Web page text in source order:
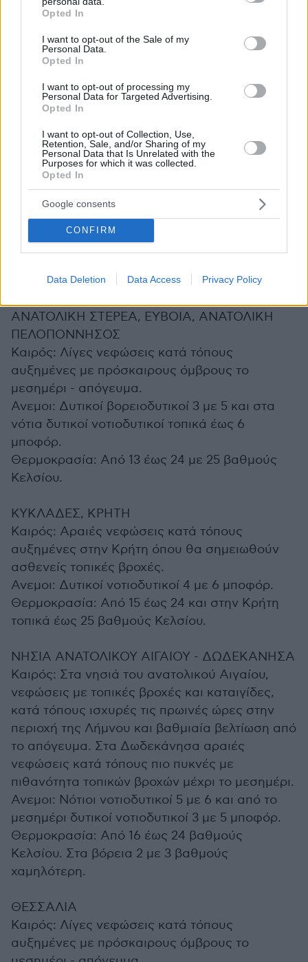
grant or deny consent to Google and its third-party tags to
use your data for below specified purposes in below Google
consent section.
Opted In
I want to opt-out of the Sale of my
Personal Data.
Opted In
I want to opt-out of processing my
Personal Data for Targeted Advertising.
Opted In
I want to opt-out of Collection, Use,
Retention, Sale, and/or Sharing of my
Personal Data that Is Unrelated with the
Purposes for which it was collected.
Opted In
Google consents
CONFIRM
Data Deletion Data Access Privacy Policy
βελτίωση από το βράδυ. Στις υπόλοιπες
αυξημένες με πιθανότητα πρόσκαιρων όμβρων
το μεσημέρι - απόγευμα.
Ανεμοι: Από δυτικές διευθύνσεις 3 με 5
μποφόρ.
ΝΗΣΙΑ ΙΟΝΙΟΥ, ΗΠΕΙΡΟΣ, ΔΥΤΙΚΗ ΣΤΕΡΕΑ,
ΔΥΤΙΚΗ ΠΕΛΟΠΟΝΝΗΣΟΣ
Καιρός: Λίγες νεφώσεις κατά τόπους
αυξημένες με πρόσκαιρους όμβρους το
μεσημέρι - απόγευμα στα ηπειρωτικά.
Ανεμοι: Δυτικοί βορειοδυτικοί 3 με 4 και το
Θερμοκρασία: Από 13 έως 23 βαθμούς Κελσίου.
ΑΝΑΤΟΛΙΚΗ ΣΤΕΡΕΑ, ΕΥΒΟΙΑ, ΑΝΑΤΟΛΙΚΗ
ΠΕΛΟΠΟΝΝΗΣΟΣ
Καιρός: Λίγες νεφώσεις κατά τόπους
αυξημένες με πρόσκαιρους όμβρους το
μεσημέρι - απόγευμα.
Ανεμοι: Δυτικοί βορειοδυτικοί 3 με 5 και στα
νότια δυτικοί νοτιοδυτικοί τοπικά έως 6
μποφόρ.
Θερμοκρασία: Από 13 έως 24 με 25 βαθμούς
Κελσίου.
ΚΥΚΛΑΔΕΣ, ΚΡΗΤΗ
Καιρός: Αραιές νεφώσεις κατά τόπους
αυξημένες στην Κρήτη όπου θα σημειωθούν
ασθενείς τοπικές βροχές.
Ανεμοι: Δυτικοί νοτιοδυτικοί 4 με 6 μποφόρ.
Θερμοκρασία: Από 15 έως 24 και στην Κρήτη
τοπικά έως 25 βαθμούς Κελσίου.
ΝΗΣΙΑ ΑΝΑΤΟΛΙΚΟΥ ΑΙΓΑΙΟΥ - ΔΩΔΕΚΑΝΗΣΑ
Καιρός: Στα νησιά του ανατολικού Αιγαίου,
νεφώσεις με τοπικές βροχές και καταιγίδες,
κατά τόπους ισχυρές τις πρωινές ώρες στην
περιοχή της Λήμνου και βαθμιαία βελτίωση από
το απόγευμα. Στα Δωδεκάνησα αραιές
νεφώσεις κατά τόπους πιο πυκνές με
πιθανότητα τοπικών βροχών μέχρι το μεσημέρι.
Ανεμοι: Νότιοι νοτιοδυτικοί 5 με 6 και από το
μεσημέρι δυτικοί νοτιοδυτικοί 3 με 5 μποφόρ.
Θερμοκρασία: Από 16 έως 24 βαθμούς
Κελσίου. Στα βόρεια 2 με 3 βαθμούς
χαμηλότερη.
ΘΕΣΣΑΛΙΑ
Καιρός: Λίγες νεφώσεις κατά τόπους
αυξημένες με πρόσκαιρους όμβρους το